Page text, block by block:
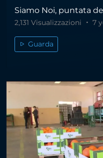
Siamo Noi, puntata
2,131 Visualizzazioni 7
Guarda